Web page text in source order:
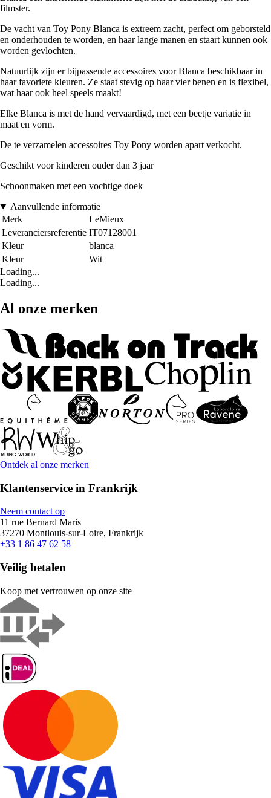
filmster.
De vacht van Toy Pony Blanca is extreem zacht, perfect om geborsteld
en onderhouden te worden, en haar lange manen en staart kunnen ook
worden gevlochten.
Natuurlijk zijn er bijpassende accessoires voor Blanca beschikbaar in
haar favoriete kleuren. Ze staat stevig op haar vier benen en is flexibel,
wat haar ook heel speels maakt!
Elke Blanca is met de hand vervaardigd, met een beetje variatie in
maat en vorm.
De te verzamelen accessoires Toy Pony worden apart verkocht.
Geschikt voor kinderen ouder dan 3 jaar
Schoonmaken met een vochtige doek
Aanvullende informatie
Merk
LeMieux
Leveranciersreferentie IT07128001
Kleur
blanca
Kleur
Wit
Loading...
Loading...
Al onze merken
Ontdek al onze merken
Klantenservice in Frankrijk
Neem contact op
11 rue Bernard Maris
37270 Montlouis-sur-Loire, Frankrijk
+33 1 86 47 62 58
Veilig betalen
Koop met vertrouwen op onze site